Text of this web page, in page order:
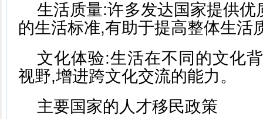
生活质量:许多发达国家提供优
的生活标准,有助于提高整体生活
文化体验:生活在不同的文化
视野,增进跨文化交流的能力。
主要国家的人才移民政策